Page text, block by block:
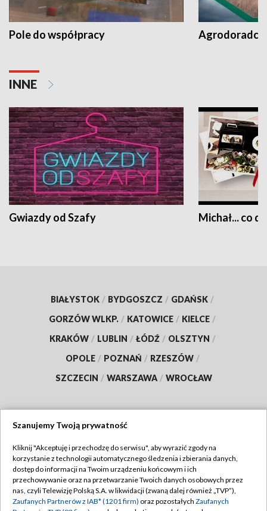
Pole do współpracy Agrodoradcy
INNE
Gwiazdy od Szafy Michał... co
BIAŁYSTOK / BYDGOSZCZ / GDAŃSK /
GORZÓW WLKP. / KATOWICE / KIELCE /
KRAKÓW / LUBLIN / ŁÓDŹ / OLSZTYN /
OPOLE / POZNAŃ / RZESZÓW /
SZCZECIN / WARSZAWA / WROCŁAW
TVP
Abonament TVP
Emisja w TVP
Regulamin TVP
Polityka prywatności
Szanujemy Twoją prywatność
Kliknij "Akceptuję i przechodzę do serwisu", aby wyrazić zgody na
korzystanie z technologii automatycznego śledzenia i zbierania danych,
dostęp do informacji na Twoim urządzeniu końcowym i ich
przechowywanie oraz na przetwarzanie Twoich danych osobowych przez
nas, czyli Telewizję Polską S.A. w likwidacji (zwaną dalej również „TVP”),
Zaufanych Partnerów z IAB* (1201 firm) oraz pozostałych Zaufanych